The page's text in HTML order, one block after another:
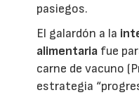
pasiegos.
El galardón a la
alimentaria fue
carne de vacuno
estrategia